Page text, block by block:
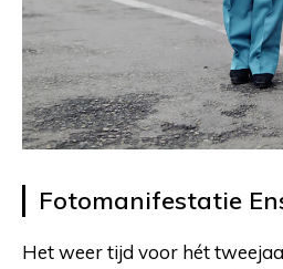
Fotomanifestatie
Het weer tijd voor hét